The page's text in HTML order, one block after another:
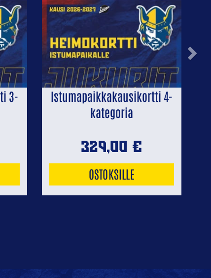
3-
Istumapaikkakausikortti 4-
kategoria
329,00 €
OSTOKSILLE